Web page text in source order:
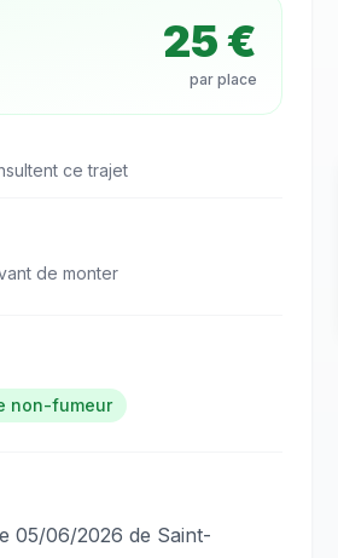
25 €
par place
ntce trajet
de monter
non-fumeur
05/06/2026 de Saint-